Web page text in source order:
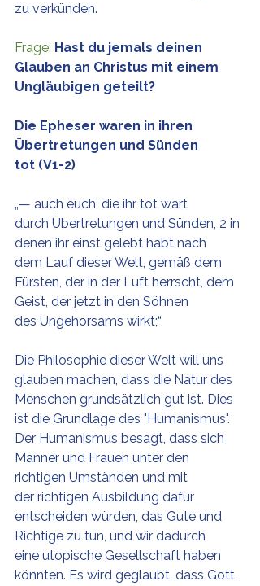
zu verkünden.
Frage: Hast du jemals deinen
Glauben an Christus mit einem
Ungläubigen geteilt?
Die Epheser waren in ihren
Übertretungen und Sünden
tot (V1-2)
„— auch euch, die ihr tot wart
durch Übertretungen und Sünden, 2 in
denen ihr einst gelebt habt nach
dem Lauf dieser Welt, gemäß dem
Fürsten, der in der Luft herrscht, dem
Geist, der jetzt in den Söhnen
des Ungehorsams wirkt;“
Die Philosophie dieser Welt will uns
glauben machen, dass die Natur des
Menschen grundsätzlich gut ist. Dies
ist die Grundlage des "Humanismus".
Der Humanismus besagt, dass sich
Männer und Frauen unter den
richtigen Umständen und mit
der richtigen Ausbildung dafür
entscheiden würden, das Gute und
Richtige zu tun, und wir dadurch
eine utopische Gesellschaft haben
könnten. Es wird geglaubt, dass Gott,